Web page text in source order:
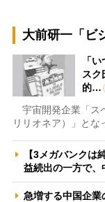
大前研一「ビ
「
スク
的…
宇宙開発企業「ス
リリオネア）」とな
【3メガバンクは
益続出の一方で
急増する中国企